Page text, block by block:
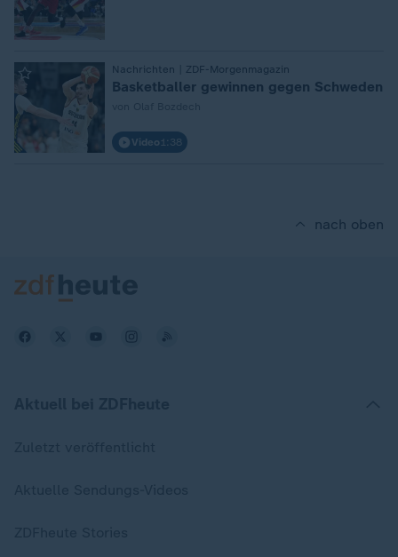
Nachrichten | ZDF-Morgenmagazin
Basketballer gewinnen gegen Schweden
Video 1:38
nach oben